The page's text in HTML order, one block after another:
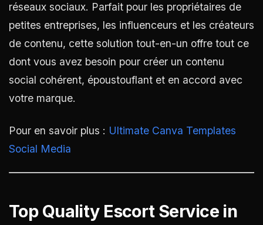
réseaux sociaux. Parfait pour les propriétaires de
petites entreprises, les influenceurs et les créateurs
de contenu, cette solution tout-en-un offre tout ce
dont vous avez besoin pour créer un contenu
social cohérent, époustouflant et en accord avec
votre marque.
Pour en savoir plus : Ultimate Canva Templates
Social Media
Top Quality Escort Service in